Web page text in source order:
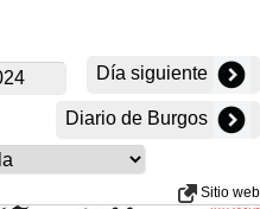
Día siguiente
Diario de Burgos
Sitio web